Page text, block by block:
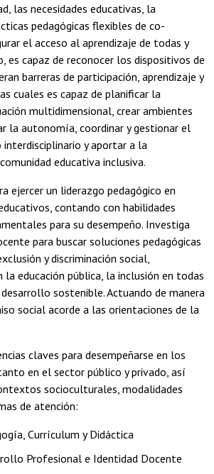
las necesidades educativas, la
pedagógicas flexibles de co-
el acceso al aprendizaje de todas y
es capaz de reconocer los dispositivos de
barreras de participación, aprendizaje y
cuales es capaz de planificar la
multidimensional, crear ambientes
la autonomía, coordinar y gestionar el
y aportar a la
educativa inclusiva.
ejercer un liderazgo pedagógico en
contando con habilidades
para su desempeño. Investiga
para buscar soluciones pedagógicas
y discriminación social,
educación pública, la inclusión en todas
sostenible. Actuando de manera
social acorde a las orientaciones de la
claves para desempeñarse en los
en el sector público y privado, así
socioculturales, modalidades
de atención:
Currículum y Didáctica
Profesional e Identidad Docente